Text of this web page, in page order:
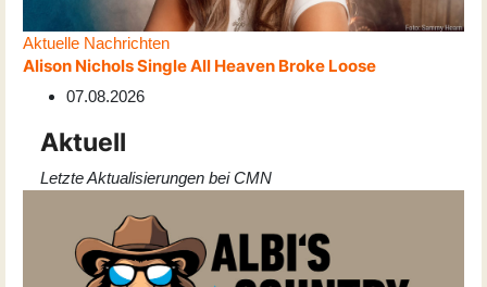
Aktuelle Nachrichten
Alison Nichols Single All Heaven Broke Loose
07.08.2026
Aktuell
Letzte Aktualisierungen bei CMN